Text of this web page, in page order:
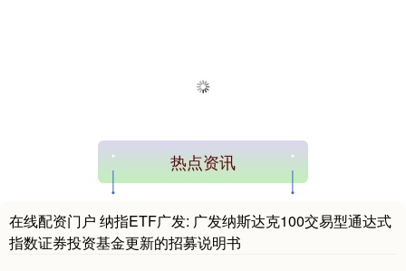
热点资讯
在线配资门户 纳指ETF广发: 广发纳斯达克100交易型通达式
指数证券投资基金更新的招募说明书